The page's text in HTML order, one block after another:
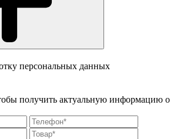
персональных данных
получить актуальную информацию о